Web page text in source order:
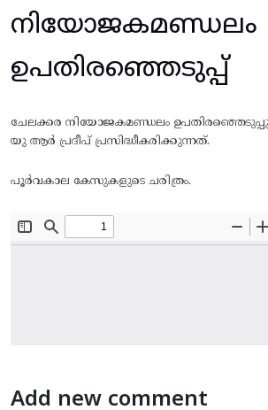
നിയോജകമണ്ഡലം
ഉപതിരഞ്ഞെടുപ്പ്
ചേലക്കര നിയോജകമണ്ഡലം
യു ആർ പ്രദീപ് പ്രസിദ്ധീകരിക്കുന്നത്.
പൂർവകാല കേസുകളുടെ ചരിത്രം.
Add new comment